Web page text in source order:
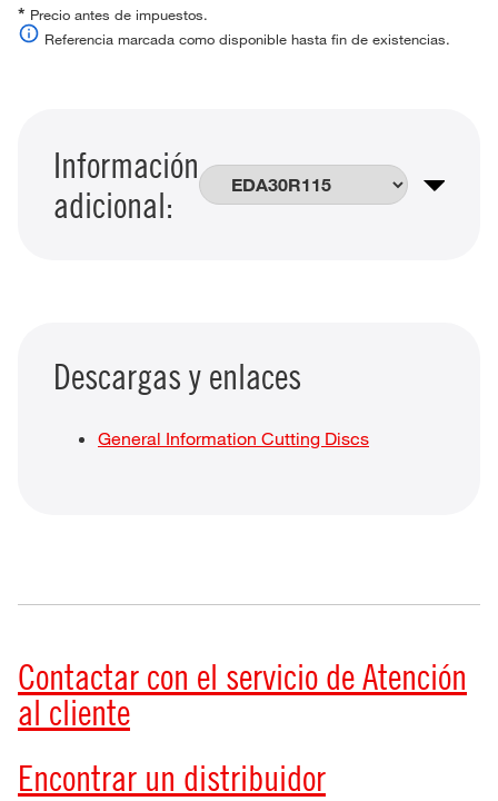
* Precio antes de impuestos.
Referencia marcada como disponible hasta fin de existencias.
Información
adicional:
Descargas y enlaces
General Information Cutting Discs
Contactar con el servicio de Atención
al cliente
Encontrar un distribuidor